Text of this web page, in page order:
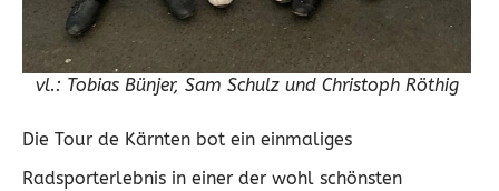
vl.: Tobias Bünjer, Sam Schulz und Christoph Röthig
Die Tour de Kärnten bot ein einmaliges
Radsporterlebnis in einer der wohl schönsten